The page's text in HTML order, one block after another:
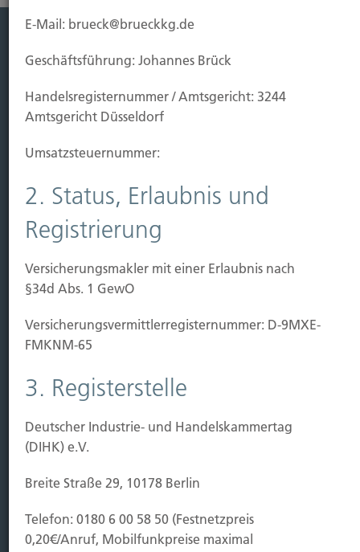
Leistung
Leben
Vorsorgen
Sichern
Kauf Grundstück
Baubeginn
Baufertigstellung/Hauskauf
Schaden
Kontakt
Hubert Brück KG
Telefon:0211-490066 |Fax: 0211-4911125 |
brueck@brueckkg.de
Kontaktformular
© Hubert Brück KG
E-Mail: brueck@brueckkg.de
Geschäftsführung: Johannes Brück
Handels­registernummer / Amtsgericht: 3244
Amtsgericht Düsseldorf
Umsatzsteuer­nummer:
2. Status, Erlaubnis und
Registrierung
Versicherungsmakler mit einer Erlaubnis nach
§34d Abs. 1 GewO
Versicherungs­vermittler­registernummer: D-9MXE-
FMKNM-65
3. Registerstelle
Deutscher Industrie- und Handelskammertag
(DIHK) e.V.
Breite Straße 29, 10178 Berlin
Telefon: 0180 6 00 58 50 (Festnetzpreis
0,20€/Anruf, Mobilfunkpreise maximal